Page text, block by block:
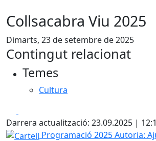
Collsacabra Viu 2025
Dimarts, 23 de setembre de 2025
Contingut relacionat
Temes
Cultura
Darrera actualització: 23.09.2025 |
Cartell
Programació 2025Autoria: